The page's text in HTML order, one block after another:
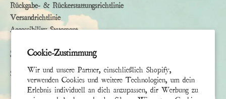
Cookie-Zustimmung
Wir und unsere Partner, einschließlich Shopify,
verwenden Cookies und weitere Technologien, um dein
Erlebnis individuell an dich anzupassen, dir Werbung zu
Rückgabe- & Rückerstattungsrichtlinie
Versandrichtlinie
Accessibility Statement
Subscribe
Sign up to receive the latest news & connect with your stylist
Vorname